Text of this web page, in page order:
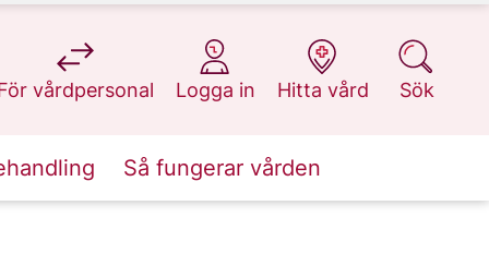
vårdpersonal
på 1177.se
Logga in
på 1177.se
Hitta vård
på 1177.se
Sök
på 1177.se
Så fungerar vården